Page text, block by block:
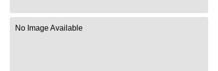
No Image Available